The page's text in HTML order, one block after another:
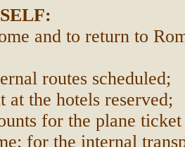
and to return to
routes scheduled;
at the hotels reserved;
for the plane
for the internal